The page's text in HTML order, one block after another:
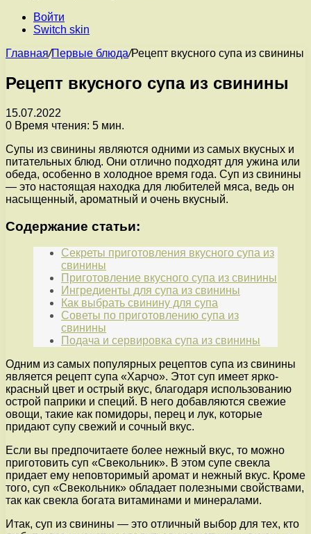
Войти
Switch skin
Главная/Первые блюда/Рецепт вкусного супа из свинины
Рецепт вкусного супа из свинины
15.07.2022
0 Время чтения: 5 мин.
Супы из свинины являются одними из самых вкусных и
питательных блюд. Они отлично подходят для ужина или
обеда, особенно в холодное время года. Суп из свинины
— это настоящая находка для любителей мяса, ведь он
насыщенный, ароматный и очень вкусный.
Содержание статьи:
Секреты приготовления вкусного супа из
свинины
Приготовление вкусного супа из свинины
Ингредиенты для супа из свинины
Как выбрать свинину для супа
Советы по приготовлению супа из
свинины
Подача и сервировка супа из свинины
Одним из самых популярных рецептов супа из свинины
является рецепт супа «Харчо». Этот суп имеет ярко-
красный цвет и острый вкус, благодаря использованию
острой паприки и специй. В него добавляются свежие
овощи, такие как помидоры, перец и лук, которые
придают супу свежий и сочный вкус.
Если вы предпочитаете более нежный вкус, то можно
приготовить суп «Свекольник». В этом супе свекла
придает ему неповторимый аромат и нежный вкус. Кроме
того, суп «Свекольник» обладает полезными свойствами,
так как свекла богата витаминами и минералами.
Итак, суп из свинины — это отличный выбор для тех, кто